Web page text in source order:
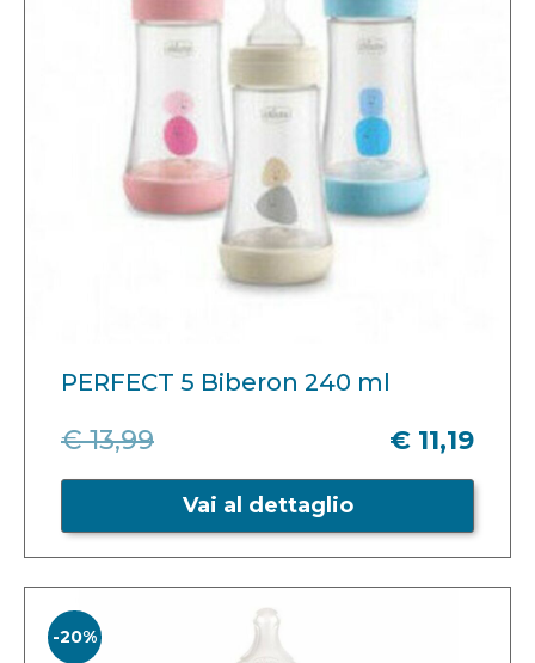
PERFECT 5 Biberon 240 ml
€ 13,99 € 11,19
Vai al dettaglio
-20%